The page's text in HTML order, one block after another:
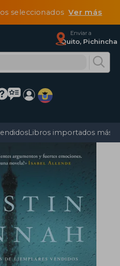
seleccionadosVer más
Enviar a
Quito, Pichincha
Libros importados más